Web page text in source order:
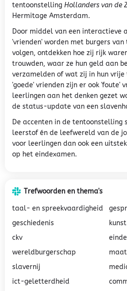
tentoonstelling Hollanders van de
Hermitage Amsterdam.
Door middel van een interactieve
'vrienden' worden met burgers van
volgen, ontdekken hoe zij rijk
trouwden, waar ze hun geld aan
verzamelden of wat zij in hun
'goede' vrienden zijn er ook 'foute'
leerlingen aan het denken gezet
de status-update van een
De accenten in de tentoonstelling
leerstof én de leefwereld van de
voor leerlingen dan ook een
op het eindexamen.
Trefwoorden en thema's
taal- en spreekvaardigheid
geschiedenis
kunst
ckv
wereldburgerschap
slavernij
ict-geletterdheid